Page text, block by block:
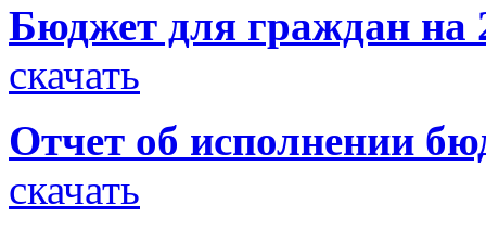
Бюджет для граждан на
скачать
Отчет об исполнении
скачать